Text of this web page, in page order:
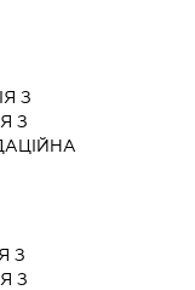
З
З
З
З